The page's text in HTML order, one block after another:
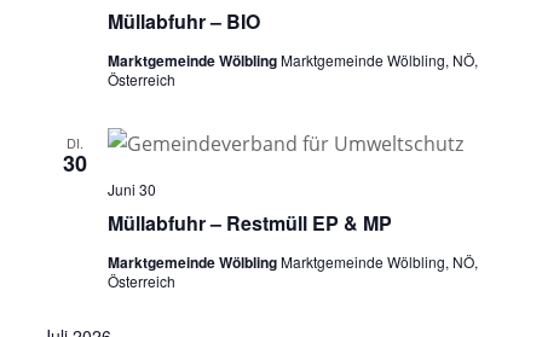
Müllabfuhr – BIO
Marktgemeinde WölblingMarktgemeinde Wölbling, NÖ,
Österreich
DI.
30
Müllabfuhr – Restmüll EP & MP
Juni 30
Marktgemeinde WölblingMarktgemeinde Wölbling, NÖ,
Österreich